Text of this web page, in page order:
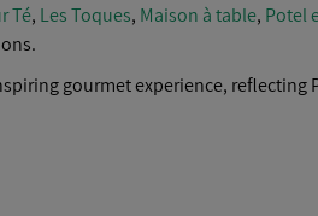
Té, Les Toques, Maison à table, Potel
gourmet experience, reflecting